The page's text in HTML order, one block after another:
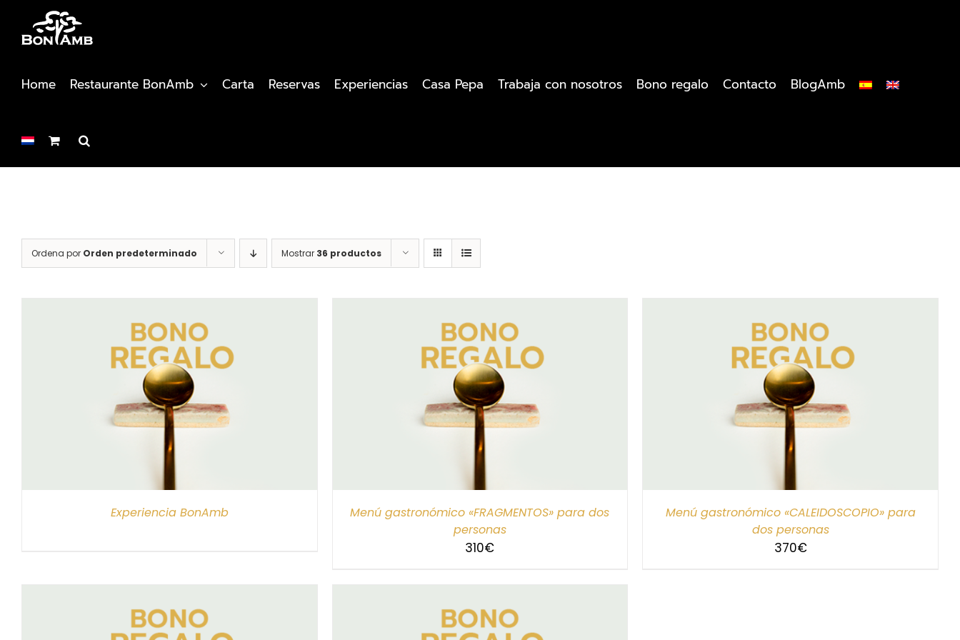
contenido
Home Restaurante BonAmb Carta Reservas Experiencias Casa Pepa Trabaja con nosotros Bono regalo Contacto BlogAmb
Ordena por Orden predeterminado Mostrar 36 productos
Experiencia BonAmb
SELECCIONAR IMPORTE
Menú gastronómico «FRAGMENTOS» para dos
personas
310€
SELECCIONAR IMPORTE
Menú gastronómico «CALEIDOSCOPIO» para
dos personas
370€